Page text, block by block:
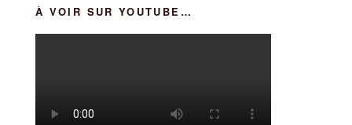
À VOIR SUR YOUTUBE…